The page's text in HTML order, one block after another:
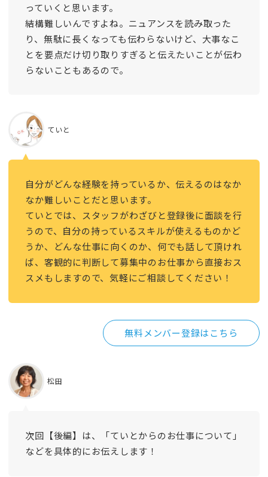
っていくと思います。
結構難しいんですよね。ニュアンスを読み取った
り、無駄に長くなっても伝わらないけど、大事なこ
とを要点だけ切り取りすぎると伝えたいことが伝わ
らないこともあるので。
ていと
自分がどんな経験を持っているか、伝えるのはなか
なか難しいことだと思います。
ていとでは、スタッフがわざびと登録後に面談を行
うので、自分の持っているスキルが使えるものかど
うか、どんな仕事に向くのか、何でも話して頂けれ
ば、客観的に判断して募集中のお仕事から直接おス
スメもしますので、気軽にご相談してください！
無料メンバー登録はこちら
松田
次回【後編】は、「ていとからのお仕事について」
などを具体的にお伝えします！